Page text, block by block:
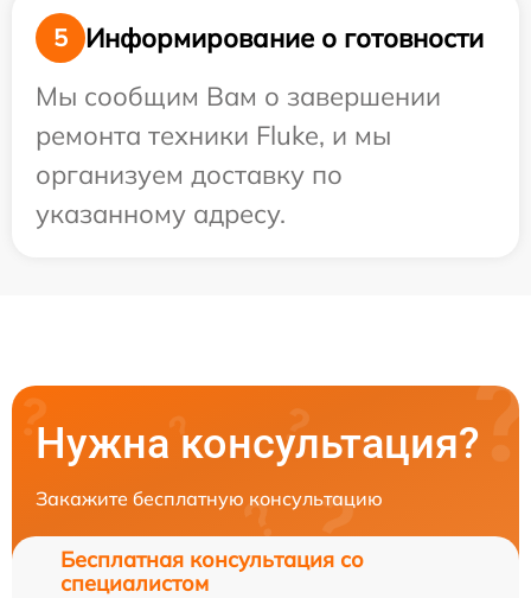
5
Информирование о готовности
Мы сообщим Вам о завершении
ремонта техники Fluke, и мы
организуем доставку по
указанному адресу.
Нужна консультация?
Закажите бесплатную консультацию
Бесплатная консультация со
специалистом